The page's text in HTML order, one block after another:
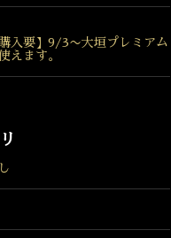
購入要】9/3〜大垣プレミアム
えます。